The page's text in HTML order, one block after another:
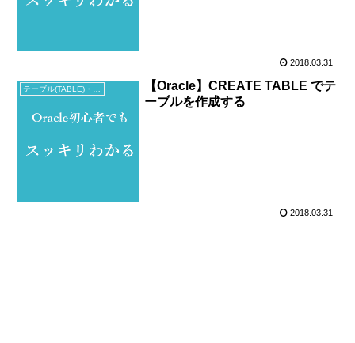
2018.03.31
テーブル(TABLE)・ビュー(VIEW)
【Oracle】CREATE TABLE でテ
ーブルを作成する
2018.03.31